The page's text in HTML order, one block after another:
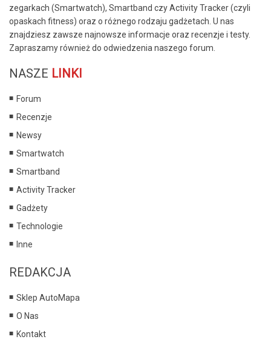
zegarkach (Smartwatch), Smartband czy Activity Tracker (czyli
opaskach fitness) oraz o różnego rodzaju gadżetach. U nas
znajdziesz zawsze najnowsze informacje oraz recenzje i testy.
Zapraszamy również do odwiedzenia naszego forum.
NASZE LINKI
Forum
Recenzje
Newsy
Smartwatch
Smartband
Activity Tracker
Gadżety
Technologie
Inne
REDAKCJA
Sklep AutoMapa
O Nas
Kontakt